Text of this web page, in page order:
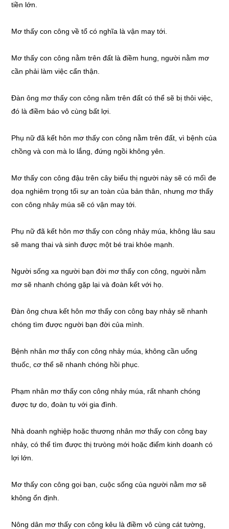
tiền lớn.
Mơ thấy con công về tổ có nghĩa là vận may tới.
Mơ thấy con công nằm trên đất là điềm hung, người nằm mơ
cần phải làm việc cẩn thận.
Đàn ông mơ thấy con công nằm trên đất có thể sẽ bị thôi việc,
đó là điềm báo vô cùng bất lợi.
Phụ nữ đã kết hôn mơ thấy con công nằm trên đất, vì bệnh của
chồng và con mà lo lắng, đứng ngồi không yên.
Mơ thấy con công đậu trên cây biểu thị người này sẽ có mốì đe
dọa nghiêm trọng tối sự an toàn của bản thân, nhưng mơ thấy
con công nhảy múa sẽ có vận may tới.
Phụ nữ đã kết hôn mơ thấy con công nhảy múa, không lâu sau
sẽ mang thai và sinh được một bé trai khỏe mạnh.
Người sống xa người bạn đời mơ thấy con công, người nằm
mơ sẽ nhanh chóng gặp lại và đoàn kết với họ.
Đàn ông chưa kết hôn mơ thấy con công bay nhảy sẽ nhanh
chóng tìm được người bạn đời của mình.
Bệnh nhân mơ thấy con công nhảy múa, không cần uống
thuốc, cơ thể sẽ nhanh chóng hồi phục.
Phạm nhân mơ thấy con công nhảy múa, rất nhanh chóng
được tự do, đoàn tụ với gia đình.
Nhà doanh nghiệp hoặc thương nhân mơ thấy con công bay
nhảy, có thể tìm được thị trưòng mới hoặc điểm kinh doanh có
lợi lớn.
Mơ thấy con công gọi bạn, cuộc sống của người nằm mơ sẽ
không ổn định.
Nông dân mơ thấy con công kêu là điềm vô cùng cát tường,